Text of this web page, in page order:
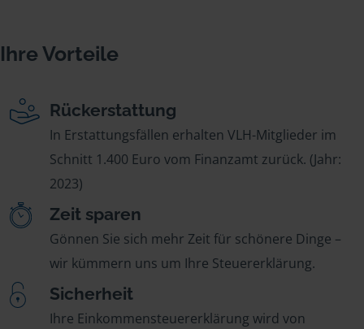
Ihre Vorteile
Rückerstattung
In Erstattungsfällen erhalten VLH-Mitglieder im
Schnitt 1.400 Euro vom Finanzamt zurück. (Jahr:
2023)
Zeit sparen
Gönnen Sie sich mehr Zeit für schönere Dinge –
wir kümmern uns um Ihre Steuererklärung.
Sicherheit
Ihre Einkommensteuererklärung wird von